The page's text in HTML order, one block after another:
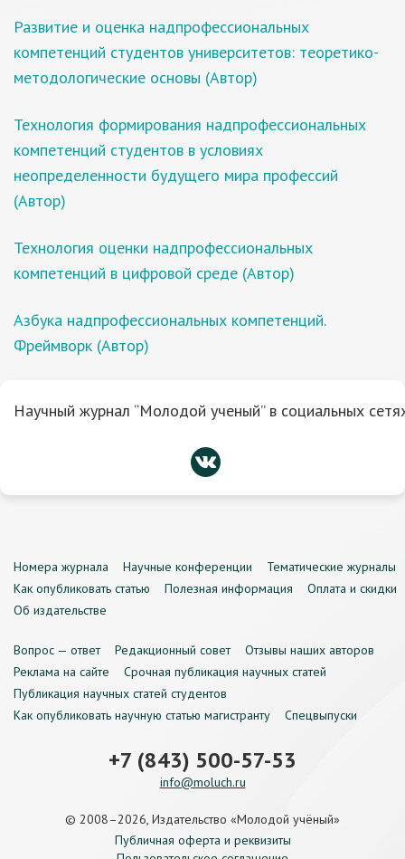
Развитие и оценка надпрофессиональных
компетенций студентов университетов: теоретико-
методологические основы (Автор)
Технология формирования надпрофессиональных
компетенций студентов в условиях
неопределенности будущего мира профессий
(Автор)
Технология оценки надпрофессиональных
компетенций в цифровой среде (Автор)
Азбука надпрофессиональных компетенций.
Фреймворк (Автор)
Научный журнал “Молодой ученый” в социальных
Номера журнала Научные конференции
Тематические журналы
Как опубликовать статью
Полезная информация
Оплата и скидки
Об издательстве
Вопрос — ответ Редакционный совет
Отзывы наших авторов
Реклама на сайте
Срочная публикация научных статей
Публикация научных статей студентов
Как опубликовать научную статью магистранту
Спецвыпуски
+7 (843) 500-57-53
info@moluch.ru
© 2008–2026, Издательство «Молодой учёный»
Публичная оферта и реквизиты